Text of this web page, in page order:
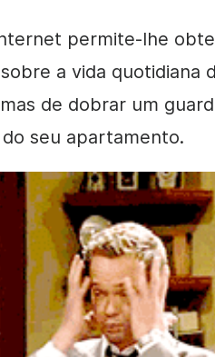
permite-lhe
a vida quotidiana
de dobrar um
seu apartamento.